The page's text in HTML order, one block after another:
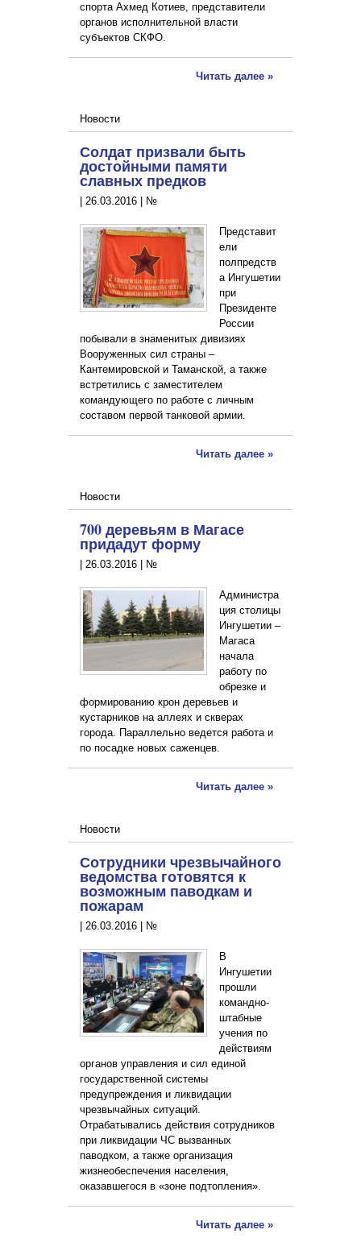
спорта Ахмед Котиев, представители
органов исполнительной власти
субъектов СКФО.
Читать далее »
Новости
Солдат призвали быть
достойными памяти
славных предков
26.03.2016 №
Представит
ели
полпредств
а Ингушетии
при
Президенте
России
побывали в знаменитых дивизиях
Вооруженных сил страны –
Кантемировской и Таманской, а также
встретились с заместителем
командующего по работе с личным
составом первой танковой армии.
Читать далее »
Новости
700 деревьям в Магасе
придадут форму
26.03.2016 №
Администра
ция столицы
Ингушетии –
Магаса
начала
работу по
обрезке и
формированию крон деревьев и
кустарников на аллеях и скверах
города. Параллельно ведется работа и
по посадке новых саженцев.
Читать далее »
Новости
Сотрудники чрезвычайного
ведомства готовятся к
возможным паводкам и
пожарам
26.03.2016 №
В
Ингушетии
прошли
командно-
штабные
учения по
действиям
органов управления и сил единой
государственной системы
предупреждения и ликвидации
чрезвычайных ситуаций.
Отрабатывались действия сотрудников
при ликвидации ЧС вызванных
паводком, а также организация
жизнеобеспечения населения,
оказавшегося в «зоне подтопления».
Читать далее »